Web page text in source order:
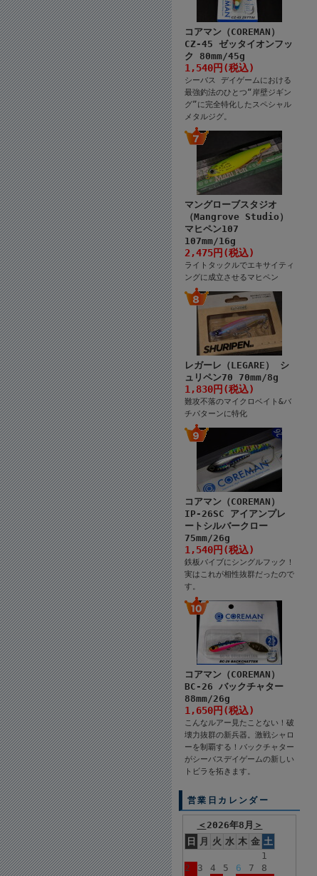
コアマン（COREMAN）
CZ-45 ゼッタイオンフッ
ク 80mm/45g
1,540円(税込)
シーバス デイゲームにおける
最強釣法のひとつ“岸壁ジギン
グ”に完全特化したスペシャル
メタルジグ。
マングローブスタジオ
（Mangrove Studio）
マヒペン107
107mm/16g
2,475円(税込)
ライトタックルでエキサイティ
ングに成立させるマヒペン
レガーレ（LEGARE） シ
ュリペン70 70mm/8g
1,830円(税込)
難攻不落のマイクロベイト&バ
チパターンに特化
コアマン（COREMAN）
IP-26SC アイアンプレ
ートシルバークロー
75mm/26g
1,540円(税込)
鉄板バイブにシングルフック！
実はこれが相性抜群だったので
す。
コアマン（COREMAN）
BC-26 バックチャター
88mm/26g
1,650円(税込)
こんなルアー見たことない！破
壊力抜群の新兵器。激戦シャロ
ーを制覇する！バックチャター
がシーバスデイゲームの新しい
トビラを拓きます。
営業日カレンダー
＜ 2026年8月 ＞
日
月 火 水 木 金 土
1
2
3 4 5 6 7
8